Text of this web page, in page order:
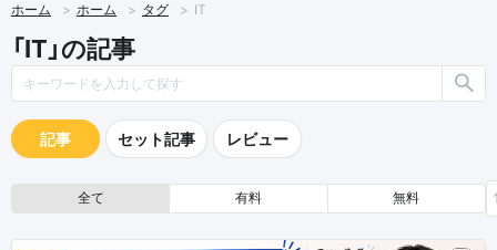
ホーム ホーム タグ IT
「IT」の記事
記事 セット記事 レビュー
全て 有料 無料